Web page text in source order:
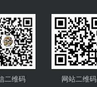
二维码 网站二维码